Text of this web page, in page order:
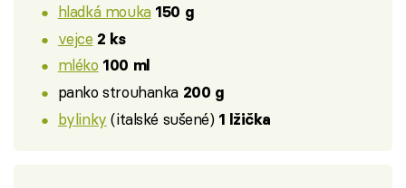
hladká mouka 150 g
vejce 2 ks
mléko 100 ml
panko strouhanka 200 g
bylinky (italské sušené) 1 lžička